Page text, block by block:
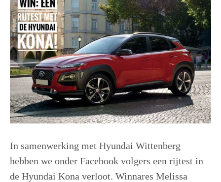
In samenwerking met Hyundai Wittenberg
hebben we onder Facebook volgers een rijtest in
de Hyundai Kona verloot. Winnares Melissa